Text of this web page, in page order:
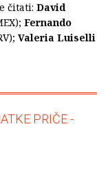
čitati: David
Fernando
Valeria Luiselli
PRIČE -